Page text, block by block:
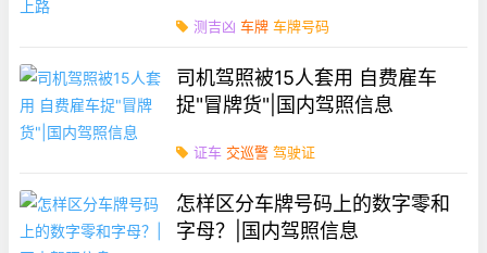
测吉凶 车牌 车牌号码
司机驾照被15人套用 自费雇车
捉"冒牌货"|国内驾照信息
证车 交巡警 驾驶证
怎样区分车牌号码上的数字零和
字母？|国内驾照信息